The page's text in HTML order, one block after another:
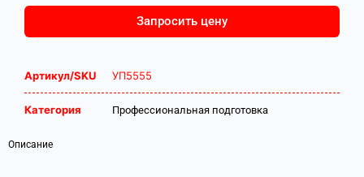
Запросить цену
Артикул/SKU УП5555
Категория Профессиональная подготовка
Описание